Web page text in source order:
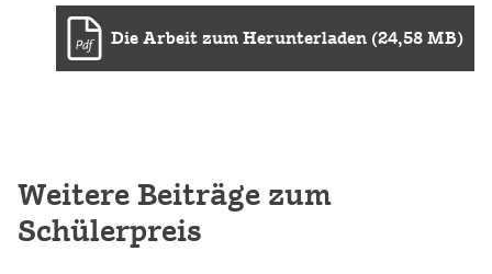
Die Arbeit zum Herunterladen (24,58 MB)
Weitere Beiträge zum
Schülerpreis